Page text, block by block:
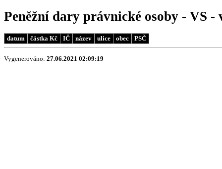
Peněžní dary právnické osoby - VS -
datum částka Kč IČ název ulice obec PSČ
Vygenerováno: 27.06.2021 02:09:19